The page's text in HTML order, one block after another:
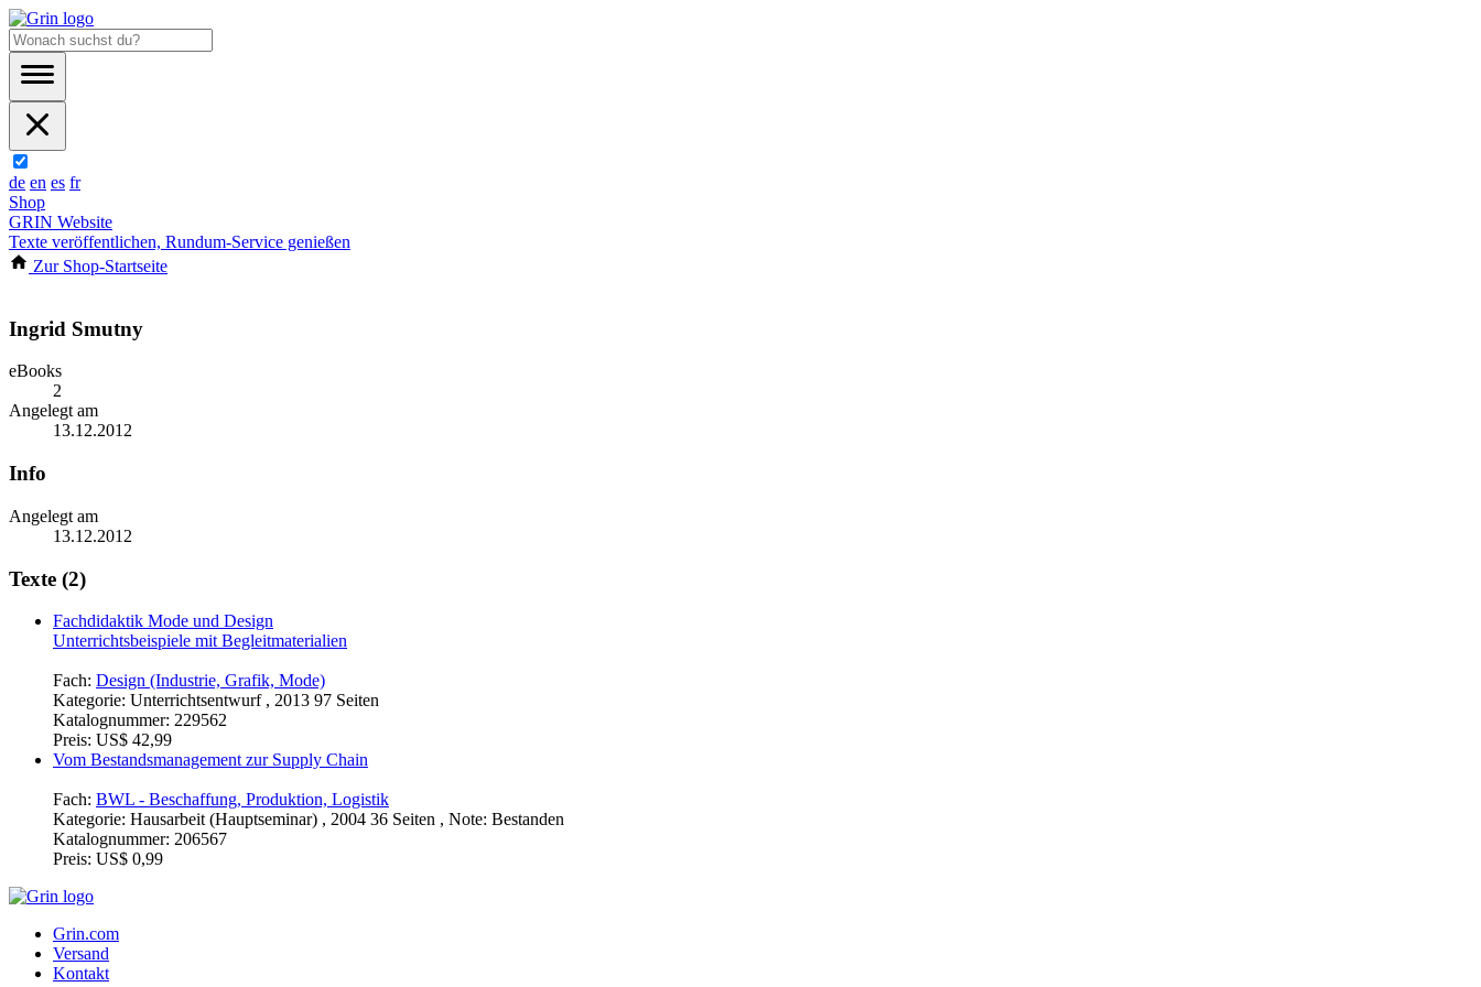
de en es fr
Shop
GRIN Website
Texte veröffentlichen, Rundum-Service genießen
Zur Shop-Startseite
Ingrid Smutny
eBooks
2
Angelegt am
13.12.2012
Info
Angelegt am
13.12.2012
Texte (2)
Fachdidaktik Mode und Design
Unterrichtsbeispiele mit Begleitmaterialien
Fach: Design (Industrie, Grafik, Mode)
Kategorie: Unterrichtsentwurf , 2013 97 Seiten
Katalognummer: 229562
Preis: US$ 42,99
Vom Bestandsmanagement zur Supply Chain
Fach: BWL - Beschaffung, Produktion, Logistik
Kategorie: Hausarbeit (Hauptseminar) , 2004 36 Seiten , Note: Bestanden
Katalognummer: 206567
Preis: US$ 0,99
Grin.com
Versand
Kontakt